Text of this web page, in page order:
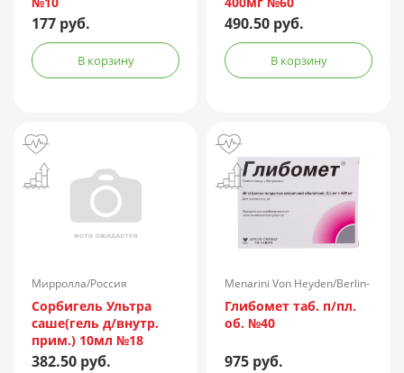
177 руб.
В корзину
490.50 руб.
В корзину
Мирролла/Россия
Сорбигель Ультра
саше(гель д/внутр.
прим.) 10мл №18
382.50 руб.
Menarini Von Heyden/Berlin-
Chemie/Германия
Глибомет таб. п/пл.
об. №40
975 руб.